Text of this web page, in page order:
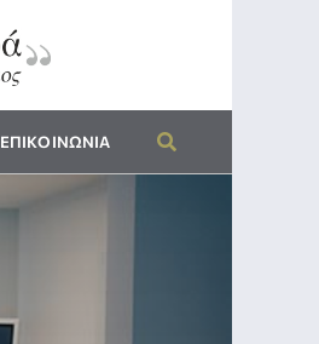
ΕΠΙΚΟΙΝΩΝΙΑ